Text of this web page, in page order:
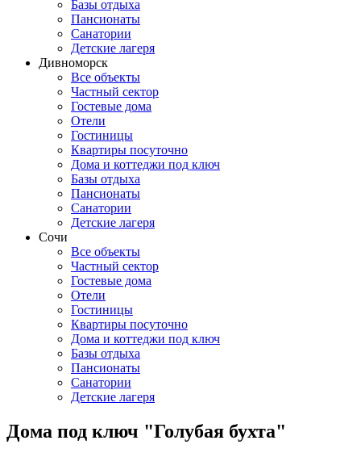
Базы отдыха
Пансионаты
Санатории
Детские лагеря
Дивноморск
Все объекты
Частный сектор
Гостевые дома
Отели
Гостиницы
Квартиры посуточно
Дома и коттеджи под ключ
Базы отдыха
Пансионаты
Санатории
Детские лагеря
Сочи
Все объекты
Частный сектор
Гостевые дома
Отели
Гостиницы
Квартиры посуточно
Дома и коттеджи под ключ
Базы отдыха
Пансионаты
Санатории
Детские лагеря
Дома под ключ "Голубая бухта"